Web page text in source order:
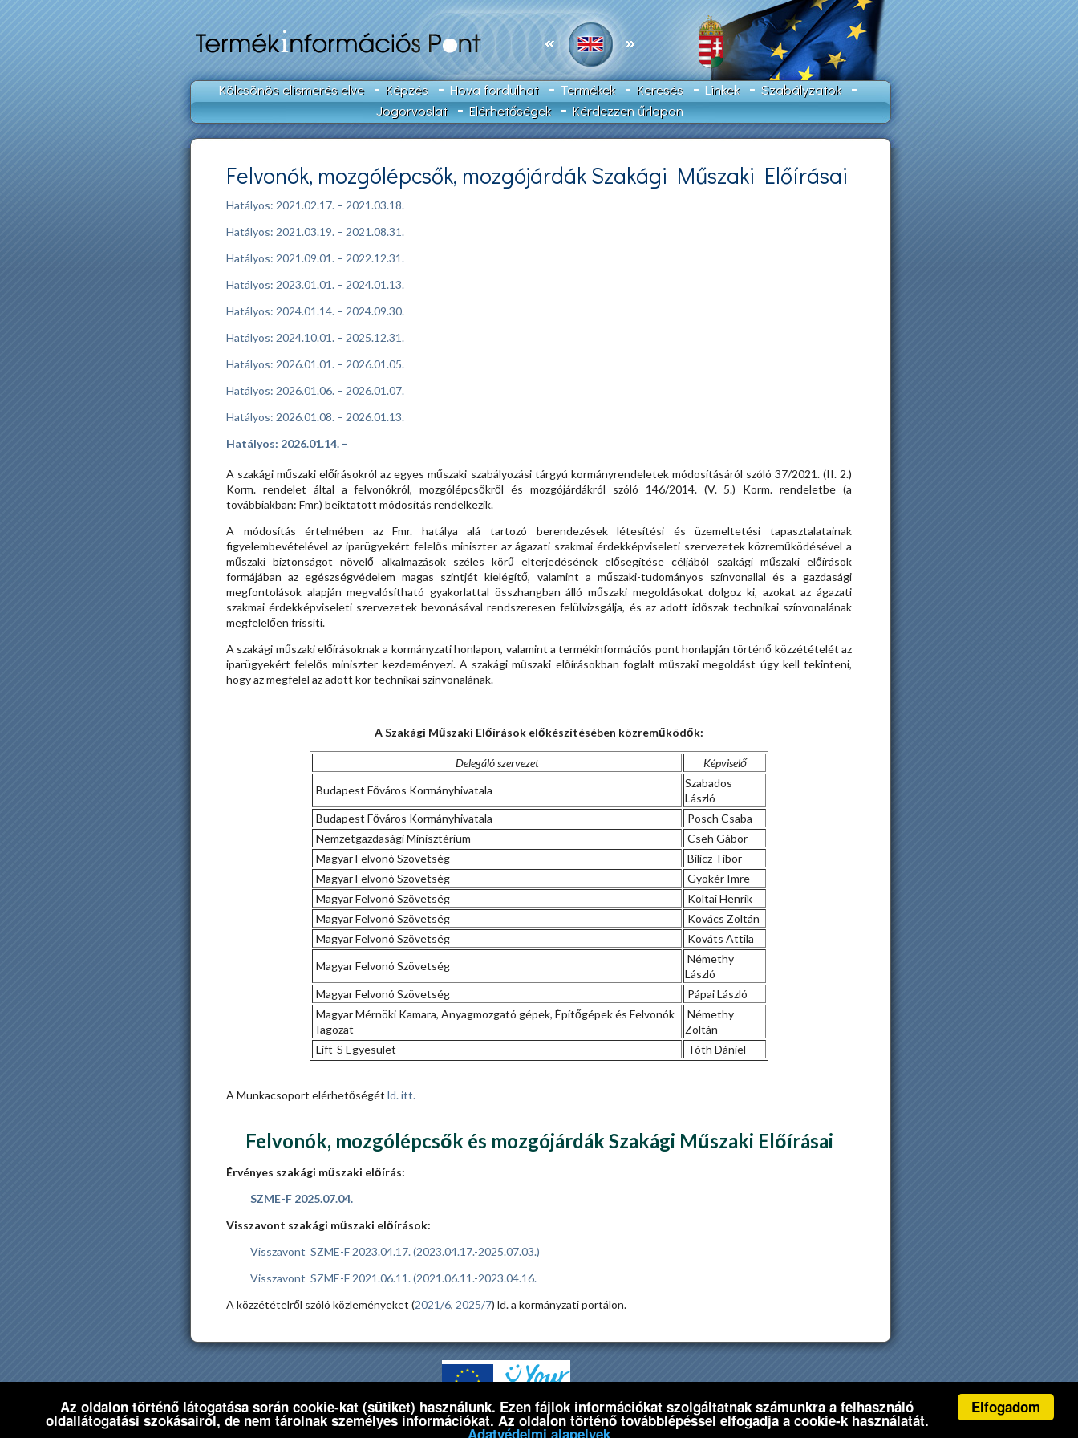
Elfogadom
Az oldalon történő látogatása során cookie-kat (sütiket) használunk. Ezen fájlok információkat szolgáltatnak számunkra a felhasználó
oldallátogatási szokásairól, de nem tárolnak személyes információkat. Az oldalon történő továbblépéssel elfogadja a cookie-k használatát.
Adatvédelmi alapelvek
Kölcsönös elismerés elve Képzés Hova fordulhat Termékek Keresés Linkek
Szabályzatok
Jogorvoslat
Elérhetőségek Kérdezzen űrlapon
Felvonók, mozgólépcsők, mozgójárdák Szakági Műszaki Előírásai
Hatályos: 2021.02.17. – 2021.03.18.
Hatályos: 2021.03.19. – 2021.08.31.
Hatályos: 2021.09.01. – 2022.12.31.
Hatályos: 2023.01.01. – 2024.01.13.
Hatályos: 2024.01.14. – 2024.09.30.
Hatályos: 2024.10.01. – 2025.12.31.
Hatályos: 2026.01.01. – 2026.01.05.
Hatályos: 2026.01.06. – 2026.01.07.
Hatályos: 2026.01.08. – 2026.01.13.
Hatályos: 2026.01.14. –
A szakági műszaki előírásokról az egyes műszaki szabályozási tárgyú kormányrendeletek módosításáról szóló 37/2021. (II. 2.)
Korm. rendelet által a felvonókról, mozgólépcsőkről és mozgójárdákról szóló 146/2014. (V. 5.) Korm. rendeletbe (a
továbbiakban: Fmr.) beiktatott módosítás rendelkezik.
A módosítás értelmében az Fmr. hatálya alá tartozó berendezések létesítési és üzemeltetési tapasztalatainak
figyelembevételével az iparügyekért felelős miniszter az ágazati szakmai érdekképviseleti szervezetek közreműködésével a
műszaki biztonságot növelő alkalmazások széles körű elterjedésének elősegítése céljából szakági műszaki előírások
formájában az egészségvédelem magas szintjét kielégítő, valamint a műszaki-tudományos színvonallal és a gazdasági
megfontolások alapján megvalósítható gyakorlattal összhangban álló műszaki megoldásokat dolgoz ki, azokat az ágazati
szakmai érdekképviseleti szervezetek bevonásával rendszeresen felülvizsgálja, és az adott időszak technikai színvonalának
megfelelően frissíti.
A szakági műszaki előírásoknak a kormányzati honlapon, valamint a termékinformációs pont honlapján történő közzétételét az
iparügyekért felelős miniszter kezdeményezi. A szakági műszaki előírásokban foglalt műszaki megoldást úgy kell tekinteni,
hogy az megfelel az adott kor technikai színvonalának.
A Szakági Műszaki Előírások előkészítésében közreműködők:
Delegáló szervezet
Képviselő
Budapest Főváros Kormányhivatala
Szabados
László
Budapest Főváros Kormányhivatala
Posch Csaba
Nemzetgazdasági Minisztérium
Cseh Gábor
Magyar Felvonó Szövetség
Bilicz Tibor
Magyar Felvonó Szövetség
Gyökér Imre
Magyar Felvonó Szövetség
Koltai Henrik
Magyar Felvonó Szövetség
Kovács Zoltán
Magyar Felvonó Szövetség
Kováts Attila
Magyar Felvonó Szövetség
Némethy
László
Magyar Felvonó Szövetség
Pápai László
Magyar Mérnöki Kamara, Anyagmozgató gépek, Építőgépek és Felvonók
Tagozat
Némethy
Zoltán
Lift-S Egyesület
Tóth Dániel
A Munkacsoport elérhetőségét ld. itt.
Felvonók, mozgólépcsők és mozgójárdák Szakági Műszaki Előírásai
Érvényes szakági műszaki előírás:
SZME-F 2025.07.04.
Visszavont szakági műszaki előírások:
Visszavont SZME-F 2023.04.17. (2023.04.17.-2025.07.03.)
Visszavont SZME-F 2021.06.11. (2021.06.11.-2023.04.16.
A közzétételről szóló közleményeket (2021/6, 2025/7) ld. a kormányzati portálon.
©2020 -Budapest Főváros Kormányhivatala
Adatvédelmi tájékoztató- Impresszum -Oldaltérkép